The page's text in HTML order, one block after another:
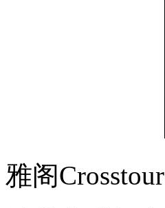
雅阁Crosstour